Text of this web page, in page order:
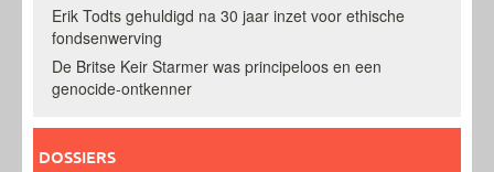
Erik Todts gehuldigd na 30 jaar inzet voor ethische
fondsenwerving
De Britse Keir Starmer was principeloos en een
genocide-ontkenner
DOSSIERS